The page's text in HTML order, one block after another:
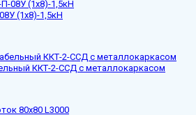
(1х8)-1,5кН
ККТ-2-ССД с металлокаркасом